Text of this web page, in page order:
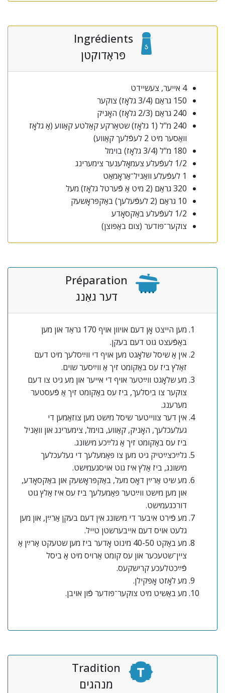
Ingrédients
פּראָדוקטן
4 אייער, צעשיידט
150 גראַם (3/4 גלאָז) צוקער
240 גראַם (2/3 גלאָז) האָניק
240 מ"ל (1 גלאָז) שטאַרקע קאַלטע קאַווע (אַ גלאָז
וואַסער מיט 2 לעפֿלעך קאַווע)
180 מ"ל (3/4 גלאָז) בוימל
1/2 לעפֿעלע צעמאָלענער צימערינג
1 לעפֿעלע וואַניל־אַראָמאַט
320 גראַם (2 מיט אַ פֿערטל גלאָז) מעל
10 גראַם (2 לעפֿעלעך) באַקפּראָשעק
1/2 לעפֿעלע באַקסאָדע
צוקער־פּודער (צום באַפּוצן)
Préparation
דער גאַנג
מען הייצט אָן דעם אויוון אויף 170 גראַד און מען
באַפֿעצט גוט דעם בעקן.
אין אַ שיסל שלאָגט מען אויף די ווײַסלעך מיט דעם
זאַלץ ביז עס באַקומט זיך אַ ווײַסער שוים.
מע שלאָגט ווײַטער אויף די אייער און מע גיט צו דעם
צוקער צו ביסלעך, ביז עס באַקומט זיך אַ פֿעסטער
מערענג.
אין דער צווייטער שיסל מישט מען צוזאַמען די
געלעכלעך, האָניק, קאַווע, בוימל, צימערינג און וואַניל
ביז עס באַקומט זיך אַ גלײַכע מישונג.
גלײַכצײַטיק גיט מען צו פּאַמעלעך די געלעכלעך
מישונג, ביז אַלץ איז גוט אויסגעמישט.
מע שיט אַרײַן דאָס מעל, באַקפּראָשעק און באַקסאָדע,
און מען מישט ווײַטער פּאַמעלעך ביז עס איז אַלץ גוט
דורכגעמישט.
מע פֿירט איבער די מישונג אין דעם בעקן אַרײַן, און מען
גלעט אויס דעם אייבערשטן טייל.
מע באַקט 40-50 מינוט אָדער ביז מען שטעקט אַרײַן אַ
ציין־שטעכער און עס קומט אַרויס מיט אַ ביסל
פֿײַכטלעכע קרישקעס.
מע לאָזט אָפּקילן.
מע באַשיט מיט צוקער־פּודער פֿון אויבן.
Tradition
מנהגים